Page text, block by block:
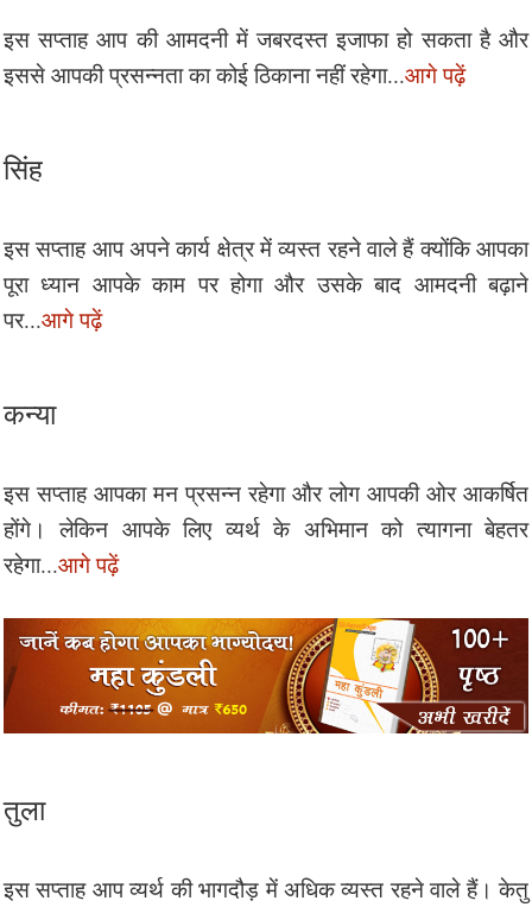
इस सप्ताह आप की आमदनी में जबरदस्त इजाफा हो सकता है और
इससे आपकी प्रसन्नता का कोई ठिकाना नहीं रहेगा...आगे पढ़ें
सिंह
इस सप्ताह आप अपने कार्य क्षेत्र में व्यस्त रहने वाले हैं क्योंकि आपका
पूरा ध्यान आपके काम पर होगा और उसके बाद आमदनी बढ़ाने
पर...आगे पढ़ें
कन्या
इस सप्ताह आपका मन प्रसन्न रहेगा और लोग आपकी ओर आकर्षित
होंगे। लेकिन आपके लिए व्यर्थ के अभिमान को त्यागना बेहतर
रहेगा...आगे पढ़ें
तुला
इस सप्ताह आप व्यर्थ की भागदौड़ में अधिक व्यस्त रहने वाले हैं। केतु